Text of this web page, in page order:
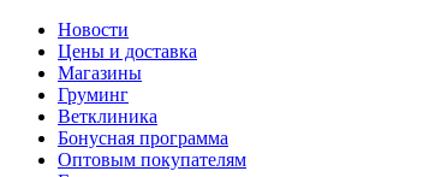
Новости
Цены и доставка
Магазины
Груминг
Ветклиника
Бонусная программа
Оптовым покупателям